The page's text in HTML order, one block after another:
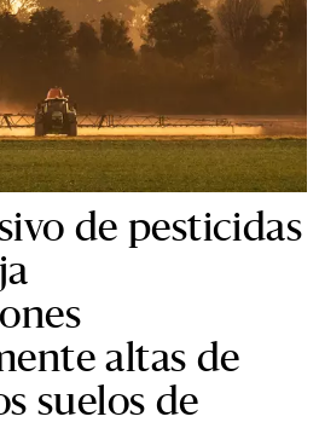
de pesticidas
altas de
suelos de